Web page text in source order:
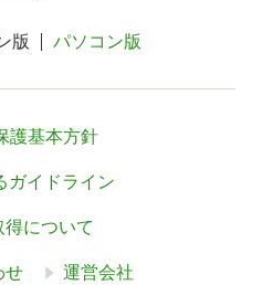
版 パソコン版
護基本方針
ガイドライン
について
せ 運営会社